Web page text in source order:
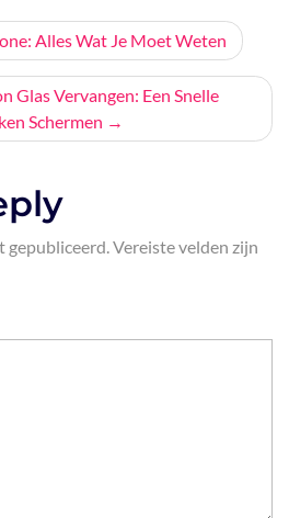
Alles Wat Je Moet Weten
Glas Vervangen: Een Snelle
Schermen
gepubliceerd.Vereiste velden zijn